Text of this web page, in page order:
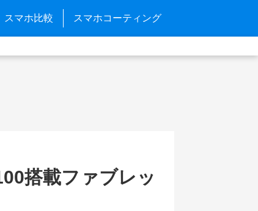
スマホ比較 スマホコーティング
搭載ファブレッ